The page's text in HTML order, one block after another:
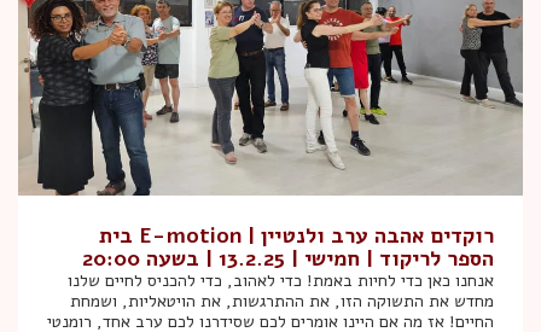
רוקדים אהבה ערב ולנטיין | E-motion בית
הספר לריקוד | חמישי | 13.2.25 | בשעה 20:00
אנחנו כאן כדי לחיות באמת! כדי לאהוב, כדי להכניס לחיים שלנו
מחדש את התשוקה הזו, את ההתרגשות, את הויטאליות, ושמחת
החיים! אז מה אם היינו אומרים לכם שסידרנו לכם ערב אחד, רומנטי